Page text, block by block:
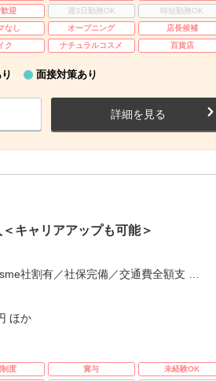
迎 週3日勤務OK
時短勤務OK
なし オープニング
店長候補
ク ナチュラルコスメ 百貨店
面接対策あり
詳細を見る
キャリアアップも可能＞
社割有／社保完備／交通費全額支 …
ほか
度 賞与
未経験OK